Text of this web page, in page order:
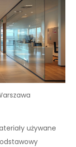
używane